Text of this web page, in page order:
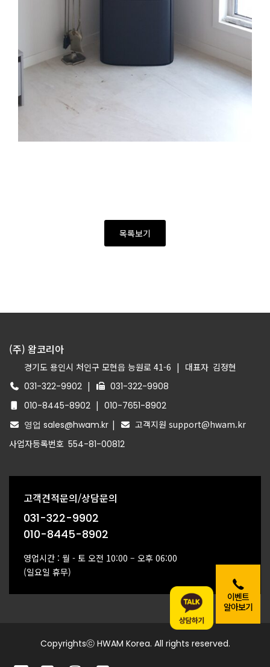
이벤트
알아보기
목록보기
(주) 왐코리아
경기도 용인시 처인구 모현읍 능원로 41-6 | 대표자 김정현
031-322-9902 |
031-322-9908
010-8445-8902 | 010-7651-8902
영업 sales@hwam.kr |
고객지원 support@hwam.kr
사업자등록번호 554-81-00812
고객견적문의/상담문의
031-322-9902
010-8445-8902
영업시간 : 월 - 토 오전 10:00 – 오후 06:00
(일요일 휴무)
Copyrightsⓒ HWAM Korea. All rights reserved.